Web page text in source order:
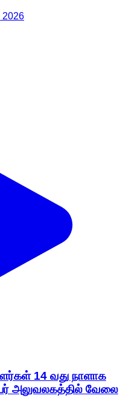
2026
14 வது நாளாக
அலுவலகத்தில் வேலை